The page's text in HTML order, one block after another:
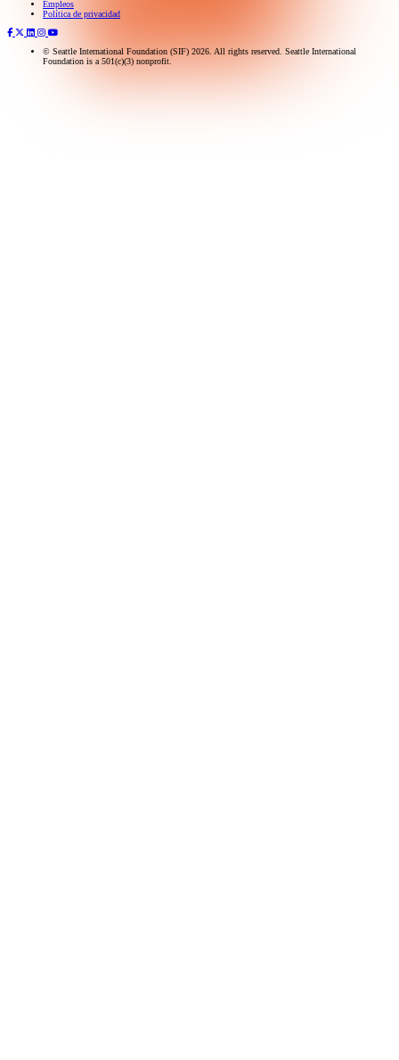
Suscríbase a nuestro boletín
Empleos
Política de privacidad
© Seattle International Foundation (SIF) 2026. All rights reserved. Seattle International
Foundation is a 501(c)(3) nonprofit.